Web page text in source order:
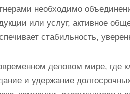
необходимо
или услуг, активное
стабильность,
деловом мире, где
и удержание